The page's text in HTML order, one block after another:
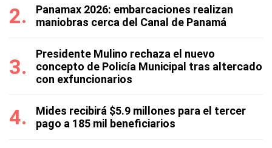
Panamax 2026: embarcaciones realizan
maniobras cerca del Canal de Panamá
Presidente Mulino rechaza el nuevo
concepto de Policía Municipal tras altercado
con exfuncionarios
Mides recibirá $5.9 millones para el tercer
pago a 185 mil beneficiarios